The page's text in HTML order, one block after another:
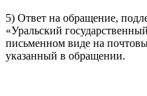
5) Ответ на обращение,
«Уральский
письменном виде на
указанный в обращении.